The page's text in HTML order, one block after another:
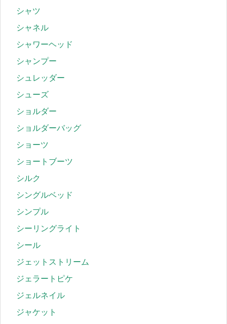
シャツ
シャネル
シャワーヘッド
シャンプー
シュレッダー
シューズ
ショルダー
ショルダーバッグ
ショーツ
ショートブーツ
シルク
シングルベッド
シンプル
シーリングライト
シール
ジェットストリーム
ジェラートピケ
ジェルネイル
ジャケット